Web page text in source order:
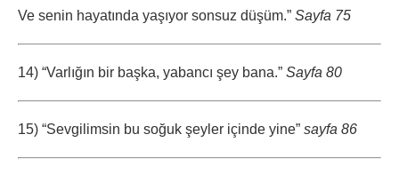
Ve senin hayatında yaşıyor sonsuz düşüm.” Sayfa 75
14) “Varlığın bir başka, yabancı şey bana.” Sayfa 80
15) “Sevgilimsin bu soğuk şeyler içinde yine” sayfa 86